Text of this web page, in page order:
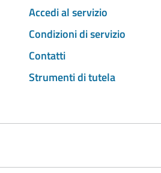
Accedi al servizio
Condizioni di servizio
Contatti
Strumenti di tutela